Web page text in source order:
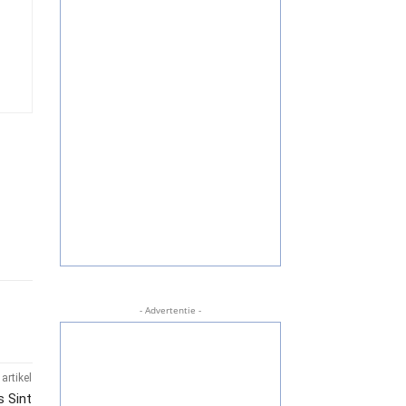
Sint
- Advertentie -